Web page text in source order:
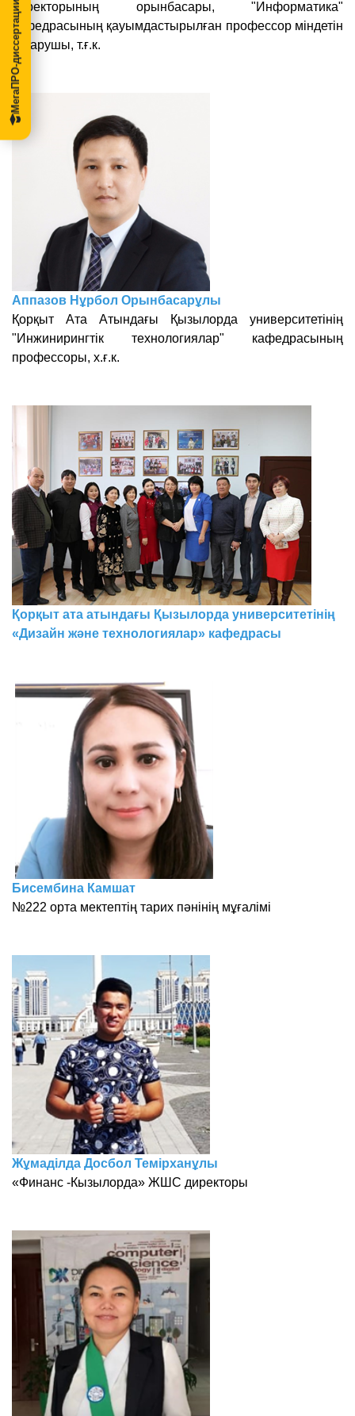
директорының орынбасары, "Информатика"
кафедрасының қауымдастырылған профессор міндетін
атқарушы, т.ғ.к.
Аппазов Нұрбол Орынбасарұлы
Қорқыт Ата Атындағы Қызылорда университетінің
"Инжинирингтік технологиялар" кафедрасының
профессоры, х.ғ.к.
Қорқыт ата атындағы Қызылорда университетінің
«Дизайн және технологиялар» кафедрасы
Бисембина Камшат
№222 орта мектептің тарих пәнінің мұғалімі
Жұмаділда Досбол Темірханұлы
«Финанс -Кызылорда» ЖШС директоры
МегаПРО-диссертации